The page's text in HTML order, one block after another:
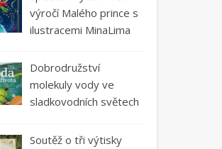
se nošením brýlí. Pořiďte si kontaktní
výročí Malého prince s
ilustracemi MinaLima
Dobrodružství
molekuly vody ve
sladkovodních světech
Soutěž o tři výtisky